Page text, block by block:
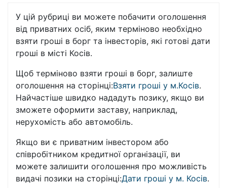
У цій рубриці ви можете побачити оголошення
від приватних осіб, яким терміново необхідно
взяти гроші в борг та інвесторів, які готові дати
гроші в місті Косів.
Щоб терміново взяти гроші в борг, залиште
оголошення на сторінці:Взяти гроші у м.Косів.
Найчастіше швидко нададуть позику, якщо ви
зможете оформити заставу, наприклад,
нерухомість або автомобіль.
Якщо ви є приватним інвестором або
співробітником кредитної організації, ви
можете залишити оголошення про можливість
видачі позики на сторінці:Дати гроші у м. Косів.